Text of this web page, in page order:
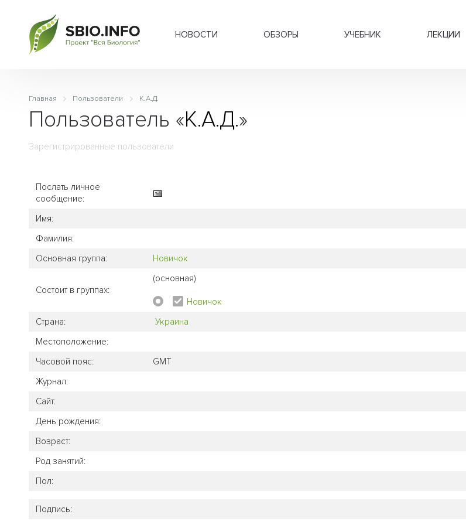
НОВОСТИ ОБЗОРЫ УЧЕБНИК ЛЕКЦИИ
Главная Пользователи К.А.Д.
Пользователь «К.А.Д.»
Зарегистрированные пользователи
Послать личное
сообщение:
Имя:
Фамилия:
Основная группа:
Новичок
Состоит в группах:
(основная)
Новичок
Страна:
Украина
Местоположение:
Часовой пояс:
GMT
Журнал:
Сайт:
День рождения:
Возраст:
Род занятий:
Пол:
Подпись: